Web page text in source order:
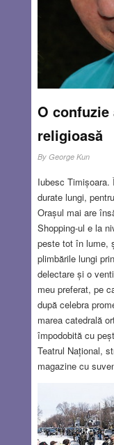
O
religioasă
By George Kun
Iubesc
durate lungi,
Orașul mai are
Shopping-ul e la
peste tot în lume,
plimbările lungi
delectare și o
meu preferat, pe
după celebra
marea catedrală
împodobită cu
Teatrul Național,
magazine cu
România, nu
stradă,
plăcută. Adesea
șocante. Zilele